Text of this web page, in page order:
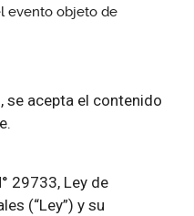
evento objeto de
se acepta el contenido
29733, Ley de
(“Ley”) y su